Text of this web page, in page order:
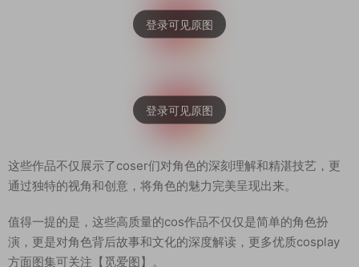
这些作品不仅展示了coser们对角色的深刻理解和精湛技艺，更
通过独特的视角和创意，将角色的魅力完美呈现出来。
值得一提的是，这些高质量的cos作品不仅仅是简单的角色扮
演，更是对角色背后故事和文化的深度解读，更多优质cosplay
方面图集可关注【觅爱图】。